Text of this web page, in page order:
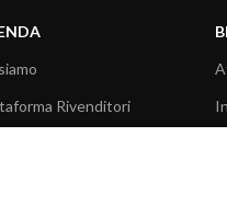
Rivenditori